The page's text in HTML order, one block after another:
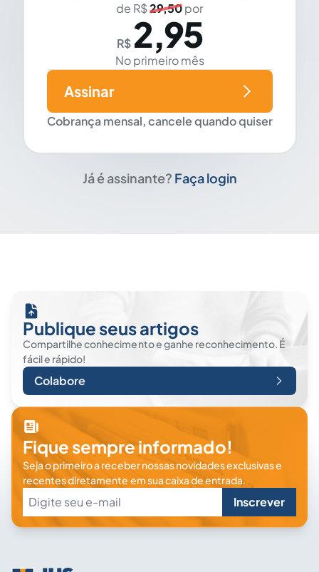
de R$29,50por
R$ 2,95
No primeiro mês
Cobrança mensal, cancele quando quiser
Assinar
Já é assinante? Faça login
Publique seus artigos
Compartilhe conhecimento e ganhe reconhecimento. É
fácil e rápido!
Colabore
Fique sempre informado!
Seja o primeiro a receber nossas novidades exclusivas e
recentes diretamente em sua caixa de entrada.
Inscrever